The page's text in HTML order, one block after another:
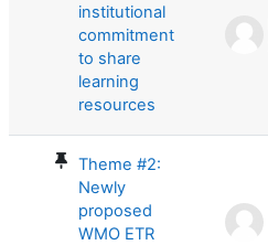
institutional
commitment
to share
learning
resources
Theme #2:
Newly
proposed
WMO ETR